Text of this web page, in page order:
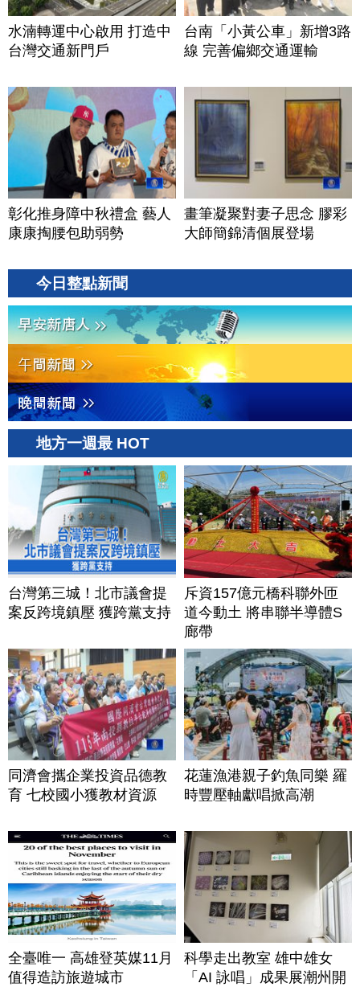
水湳轉運中心啟用 打造中
台灣交通新門戶
台南「小黃公車」新增3路
線 完善偏鄉交通運輸
彰化推身障中秋禮盒 藝人
康康掏腰包助弱勢
畫筆凝聚對妻子思念 膠彩
大師簡錦清個展登場
今日整點新聞
地方一週最 HOT
台灣第三城！北市議會提
案反跨境鎮壓 獲跨黨支持
斥資157億元橋科聯外匝
道今動土 將串聯半導體S
廊帶
同濟會攜企業投資品德教
育 七校國小獲教材資源
花蓮漁港親子釣魚同樂 羅
時豐壓軸獻唱掀高潮
全臺唯一 高雄登英媒11月
值得造訪旅遊城市
科學走出教室 雄中雄女
「AI 詠唱」成果展潮州開